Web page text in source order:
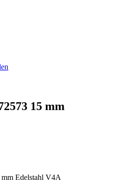
15 mm